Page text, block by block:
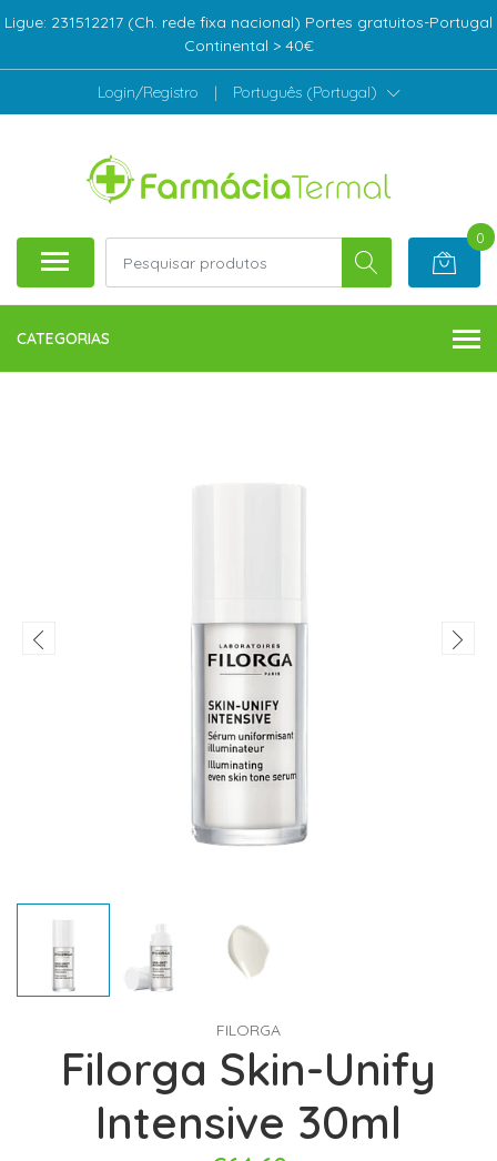
Ligue: 231512217 (Ch. rede fixa nacional) Portes gratuitos-Portugal
Continental > 40€
Login/Registro | Português (Portugal)
0
CATEGORIAS
FILORGA
Filorga Skin-Unify
Intensive 30ml